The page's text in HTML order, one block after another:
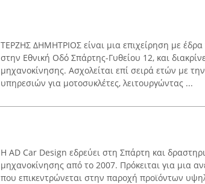
ΤΕΡΖΗΣ ΔΗΜΗΤΡΙΟΣ είναι μια επιχείρηση με
στην Εθνική Οδό Σπάρτης-Γυθείου 12, και
μηχανοκίνησης. Ασχολείται επί σειρά ετών με
υπηρεσιών για μοτοσυκλέτες, λειτουργώντας ...
Η AD Car Design εδρεύει στη Σπάρτη και
μηχανοκίνησης από το 2007. Πρόκειται για μια
που επικεντρώνεται στην παροχή προϊόντων